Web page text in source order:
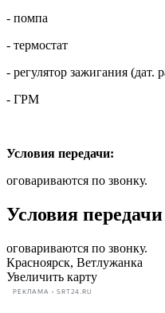
- помпа
- термостат
- регулятор зажигания (дат.
- ГРМ
Условия передачи:
оговариваются по звонку.
Условия передачи
оговариваются по звонку.
Красноярск, Ветлужанка
Увеличить карту
РЕКЛАМА • SRT24.RU